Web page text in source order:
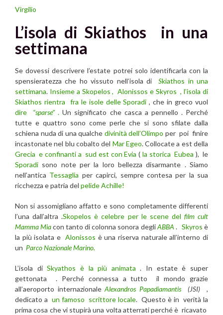
Virgilio
L’isola di Skiathos in una
settimana
Se dovessi descrivere l’estate potrei solo identificarla con la
spensieratezza che ho vissuto nell’isola diSkiathos in una
settimana. Insieme a Skopelos , Alonissos e Skyros , l’isola di
Skiathos rientra fra le isole delle Sporadi , che in greco vuol
dire
“sparse” . Un significato che casca a pennello . Perché
tutte e quattro sono come perle che si sono sfilate dalla
schiena nuda di una qualche divinità dell’Olimpo per poi finire
incastonate nel blu cobalto del Mar Egeo. Collocate a est della
Grecia e confinanti a sud est con Evia ( la storica Eubea ), le
Sporadi sono note per la loro bellezza disarmante . Siamo
nell’antica Tessaglia per capirci, sempre contesa per la sua
ricchezza e patria del pelide Achille!
Non si assomigliano affatto e sono completamente differenti
l’una dall’altra .Skopelos è celebre per le scene del film cult
Mamma Miacon tanto di colonna sonora degliABBA . Skyros è
la più isolata eAlonissos è una riserva naturale all’interno di
un Parco Nazionale Marino.
L’isola diSkyathos è la più animata . In estate è super
gettonata . Perché connessa a tutto il mondo grazie
all’aeroporto internazionaleAlexandros Papadiamantis (JSI)
,
dedicato a un famoso scrittore locale. Questo è in verità la
prima cosa che vi stupirà una volta atterrati perché è ricavato